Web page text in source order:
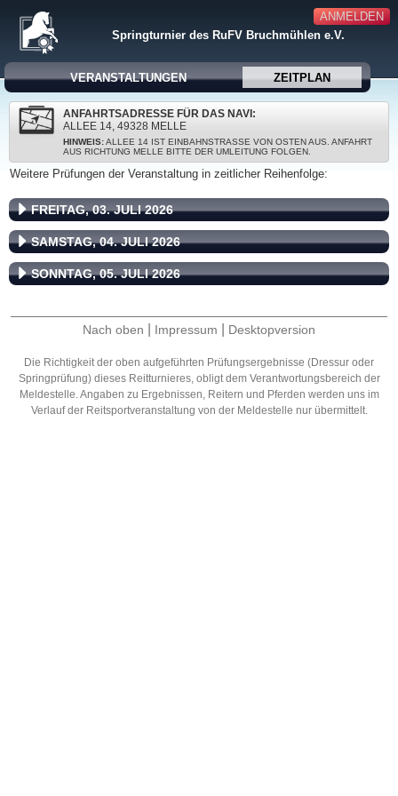
ANMELDEN
Springturnier des RuFV Bruchmühlen e.V.
VERANSTALTUNGEN ZEITPLAN
ANFAHRTSADRESSE FÜR DAS NAVI:
ALLEE 14, 49328 MELLE
HINWEIS:ALLEE 14 IST EINBAHNSTRASSE VON OSTEN AUS. ANFAHRT A
US RICHTUNG MELLE BITTE DER UMLEITUNG FOLGEN.
Weitere Prüfungen der Veranstaltung in zeitlicher Reihenfolge:
FREITAG, 03. JULI 2026
SAMSTAG, 04. JULI 2026
SONNTAG, 05. JULI 2026
Nach oben Impressum Desktopversion
Die Richtigkeit der oben aufgeführten Prüfungsergebnisse (Dressur oder
Springprüfung) dieses Reitturnieres, obligt dem Verantwortungsbereich der
Meldestelle. Angaben zu Ergebnissen, Reitern und Pferden werden uns im
Verlauf der Reitsportveranstaltung von der Meldestelle nur übermittelt.